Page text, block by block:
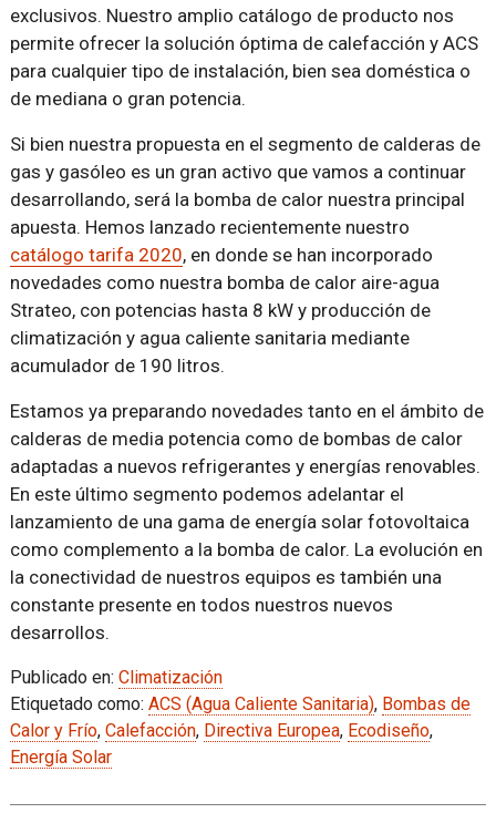
exclusivos. Nuestro amplio catálogo de producto nos
permite ofrecer la solución óptima de calefacción y ACS
para cualquier tipo de instalación, bien sea doméstica o
de mediana o gran potencia.
Si bien nuestra propuesta en el segmento de calderas de
gas y gasóleo es un gran activo que vamos a continuar
desarrollando, será la bomba de calor nuestra principal
apuesta. Hemos lanzado recientemente nuestro
catálogo tarifa 2020, en donde se han incorporado
novedades como nuestra bomba de calor aire-agua
Strateo, con potencias hasta 8 kW y producción de
climatización y agua caliente sanitaria mediante
acumulador de 190 litros.
Estamos ya preparando novedades tanto en el ámbito de
calderas de media potencia como de bombas de calor
adaptadas a nuevos refrigerantes y energías renovables.
En este último segmento podemos adelantar el
lanzamiento de una gama de energía solar fotovoltaica
como complemento a la bomba de calor. La evolución en
la conectividad de nuestros equipos es también una
constante presente en todos nuestros nuevos
desarrollos.
Publicado en: Climatización
Etiquetado como: ACS (Agua Caliente Sanitaria), Bombas de
Calor y Frío, Calefacción, Directiva Europea, Ecodiseño,
Energía Solar